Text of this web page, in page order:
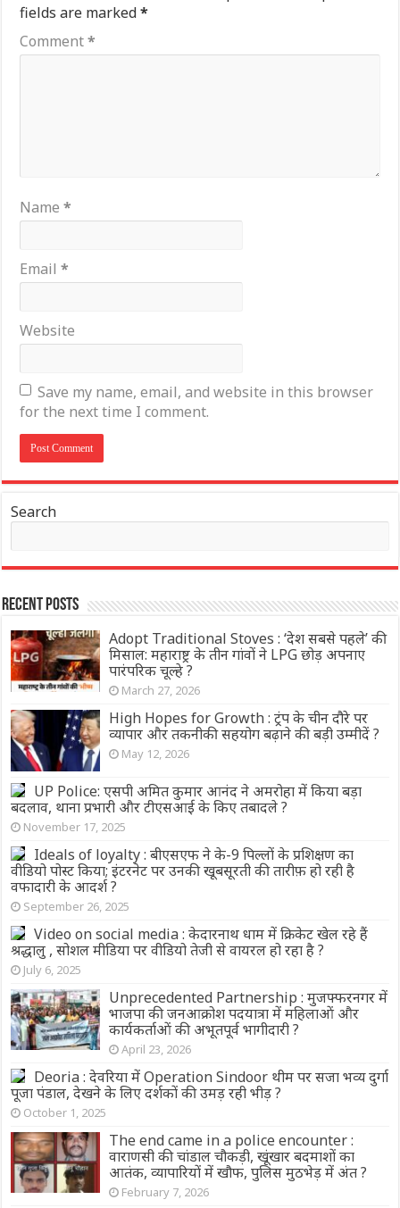
fields are marked*
Comment*
Name*
Email*
Website
Save my name, email, and website in this browser
for the next time I comment.
Search
Recent Posts
Adopt Traditional Stoves : ‘देश सबसे पहले’ की
मिसाल: महाराष्ट्र के तीन गांवों ने LPG छोड़ अपनाए
पारंपरिक चूल्हे ?
March 27, 2026
High Hopes for Growth : ट्रंप के चीन दौरे पर
व्यापार और तकनीकी सहयोग बढ़ाने की बड़ी उम्मीदें ?
May 12, 2026
UP Police: एसपी अमित कुमार आनंद ने अमरोहा में किया बड़ा
बदलाव, थाना प्रभारी और टीएसआई के किए तबादले ?
November 17, 2025
Ideals of loyalty : बीएसएफ ने के-9 पिल्लों के प्रशिक्षण का
वीडियो पोस्ट किया; इंटरनेट पर उनकी खूबसूरती की तारीफ़ हो रही है
वफादारी के आदर्श ?
September 26, 2025
Video on social media : केदारनाथ धाम में क्रिकेट खेल रहे हैं
श्रद्धालु , सोशल मीडिया पर वीडियो तेजी से वायरल हो रहा है ?
July 6, 2025
Unprecedented Partnership : मुजफ्फरनगर में
भाजपा की जनआक्रोश पदयात्रा में महिलाओं और
कार्यकर्ताओं की अभूतपूर्व भागीदारी ?
April 23, 2026
Deoria : देवरिया में Operation Sindoor थीम पर सजा भव्य दुर्गा
पूजा पंडाल, देखने के लिए दर्शकों की उमड़ रही भीड़ ?
October 1, 2025
The end came in a police encounter :
वाराणसी की चांडाल चौकड़ी, खूंखार बदमाशों का
आतंक, व्यापारियों में खौफ, पुलिस मुठभेड़ में अंत ?
February 7, 2026